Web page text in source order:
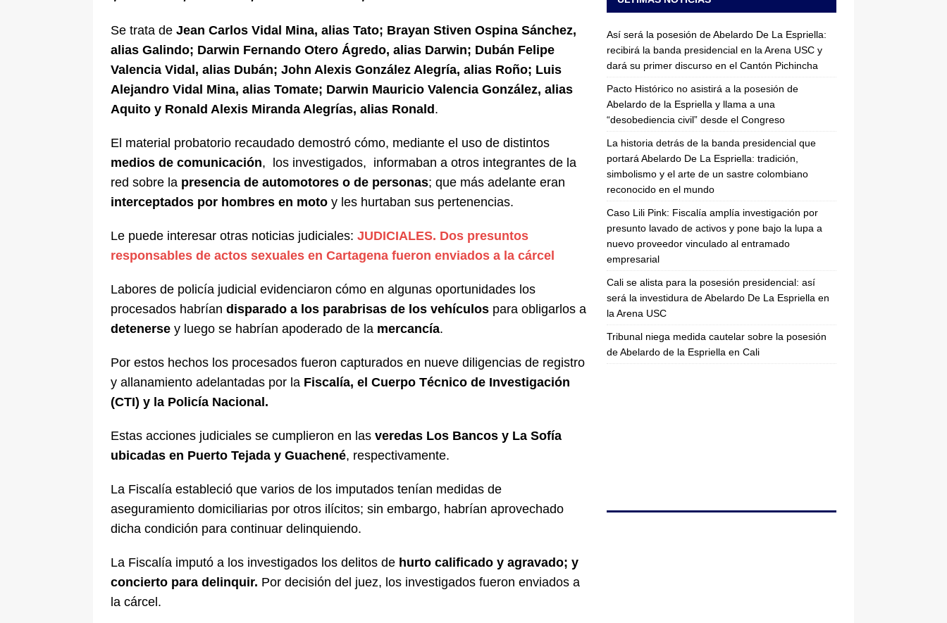
Se trata de Jean Carlos Vidal Mina, alias Tato; Brayan Stiven Ospina Sánchez,
alias Galindo; Darwin Fernando Otero Ágredo, alias Darwin; Dubán Felipe
Valencia Vidal, alias Dubán; John Alexis González Alegría, alias Roño; Luis
Alejandro Vidal Mina, alias Tomate; Darwin Mauricio Valencia González, alias
Aquito y Ronald Alexis Miranda Alegrías, alias Ronald .
El material probatorio recaudado demostró cómo, mediante el uso de distintos
medios de comunicación, los investigados, informaban a otros integrantes de la
red sobre la presencia de automotores o de personas; que más adelante eran
interceptados por hombres en moto y les hurtaban sus pertenencias.
Le puede interesar otras noticias judiciales: JUDICIALES. Dos presuntos
responsables de actos sexuales en Cartagena fueron enviados a la cárcel
Labores de policía judicial evidenciaron cómo en algunas oportunidades los
procesados habrían disparado a los parabrisas de los vehículos para obligarlos a
detenerse y luego se habrían apoderado de la mercancía.
Por estos hechos los procesados fueron capturados en nueve diligencias de registro
y allanamiento adelantadas por la Fiscalía, el Cuerpo Técnico de Investigación
(CTI) y la Policía Nacional.
Estas acciones judiciales se cumplieron en las veredas Los Bancos y La Sofía
ubicadas en Puerto Tejada y Guachené, respectivamente.
La Fiscalía estableció que varios de los imputados tenían medidas de
aseguramiento domiciliarias por otros ilícitos; sin embargo, habrían aprovechado
dicha condición para continuar delinquiendo.
La Fiscalía imputó a los investigados los delitos de hurto calificado y agravado; y
concierto para delinquir. Por decisión del juez, los investigados fueron enviados a
la cárcel.
Así será la posesión de Abelardo De La Espriella:
recibirá la banda presidencial en la Arena USC y
dará su primer discurso en el Cantón Pichincha
Pacto Histórico no asistirá a la posesión de
Abelardo de la Espriella y llama a una
“desobediencia civil” desde el Congreso
La historia detrás de la banda presidencial que
portará Abelardo De La Espriella: tradición,
simbolismo y el arte de un sastre colombiano
reconocido en el mundo
Caso Lili Pink: Fiscalía amplía investigación por
presunto lavado de activos y pone bajo la lupa a
nuevo proveedor vinculado al entramado
empresarial
Cali se alista para la posesión presidencial: así
será la investidura de Abelardo De La Espriella en
la Arena USC
Tribunal niega medida cautelar sobre la posesión
de Abelardo de la Espriella en Cali